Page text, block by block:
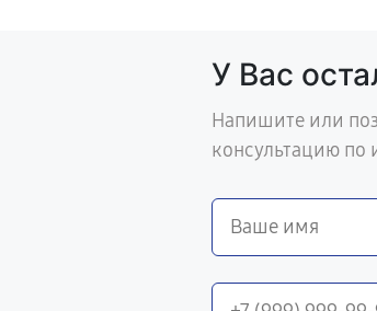
У Вас
Напишите или
консультацию по